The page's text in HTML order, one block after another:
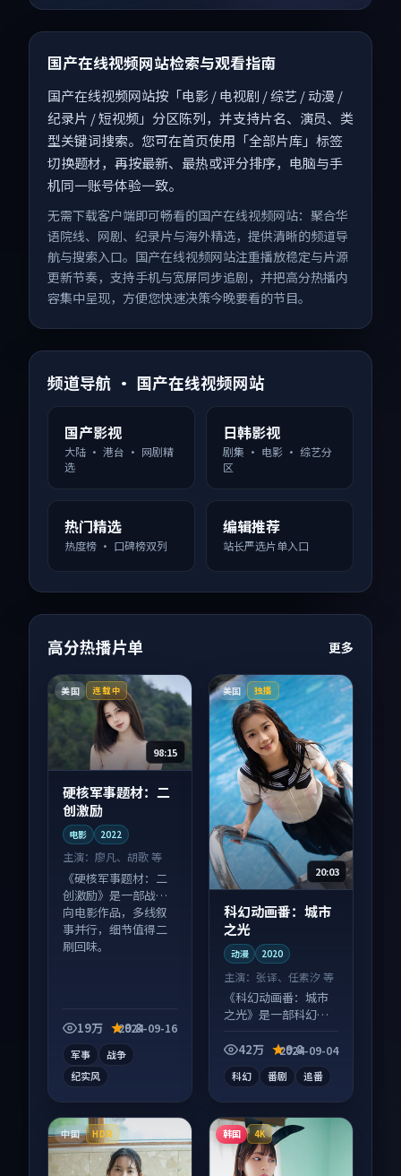
国产在线视频网站检索与观看指南
国产在线视频网站按「电影 / 电视剧 / 综艺 / 动漫 /
纪录片 / 短视频」分区陈列，并支持片名、演员、类
型关键词搜索。您可在首页使用「全部片库」标签
切换题材，再按最新、最热或评分排序，电脑与手
机同一账号体验一致。
无需下载客户端即可畅看的国产在线视频网站：聚合华
语院线、网剧、纪录片与海外精选，提供清晰的频道导
航与搜索入口。国产在线视频网站注重播放稳定与片源
更新节奏，支持手机与宽屏同步追剧，并把高分热播内
容集中呈现，方便您快速决策今晚要看的节目。
频道导航 · 国产在线视频网站
国产影视
大陆 · 港台 · 网剧精
选
日韩影视
剧集 · 电影 · 综艺分
区
热门精选
热度榜 · 口碑榜双列
编辑推荐
站长严选片单入口
高分热播片单 更多
美国 连载中
98:15
硬核军事题材：二
创激励
电影 2022
主演： 廖凡、胡歌 等
《硬核军事题材：二
创激励》是一部战争
向电影作品，多线叙
事并行，细节值得二
刷回味。
19万 9.8
2024-09-16
军事
战争
纪实风
美国 独播
20:03
科幻动画番：城市
之光
动漫 2020
主演： 张译、任素汐 等
《科幻动画番：城市
之光》是一部科幻向
度高，适合配弹幕观
42万 9.8
2024-09-04
科幻 番剧 追番
中国 HDR 韩国 4K